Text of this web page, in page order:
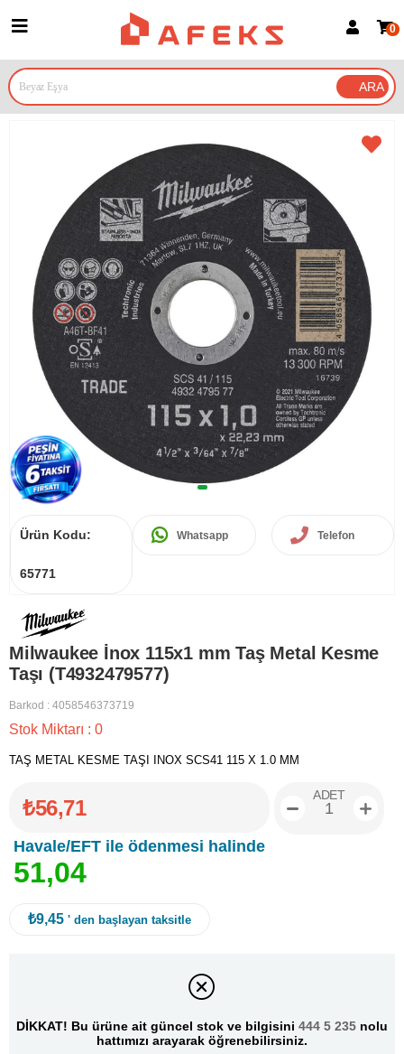
Google İle Bağlan
0
Ürün Kodu:
65771
Whatsapp Telefon
Milwaukee İnox 115x1 mm Taş Metal Kesme
Taşı (T4932479577)
Barkod : 4058546373719
Stok Miktarı : 0
TAŞ METAL KESME TAŞI INOX SCS41 115 X 1.0 MM
₺56,71
Havale/EFT ile ödenmesi halinde
51,04
ADET
₺9,45 ' den başlayan taksitle
DİKKAT! Bu ürüne ait güncel stok ve bilgisini 444 5 235 nolu
hattımızı arayarak öğrenebilirsiniz.